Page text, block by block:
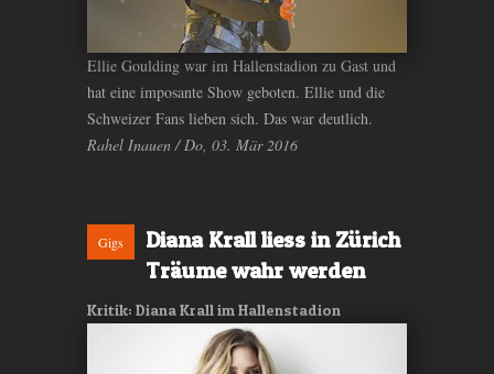
Ellie Goulding war im Hallenstadion zu Gast und
hat eine imposante Show geboten. Ellie und die
Schweizer Fans lieben sich. Das war deutlich.
Rahel Inauen / Do, 03. Mär 2016
Gigs
Diana Krall liess in Zürich
Träume wahr werden
Kritik: Diana Krall im Hallenstadion